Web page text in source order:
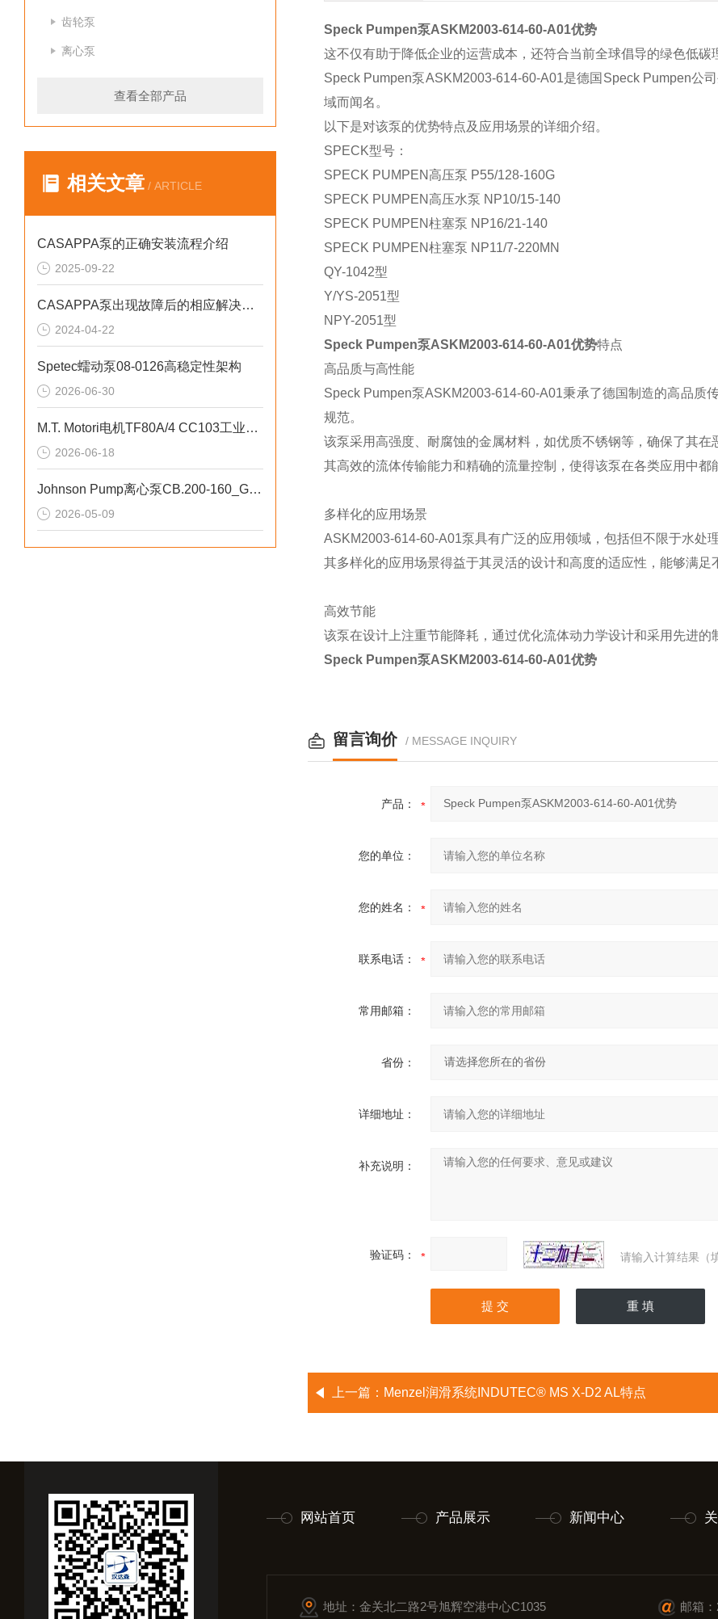
齿轮泵
离心泵
查看全部产品
相关文章 / ARTICLE
CASAPPA泵的正确安装流程介绍
2025-09-22
CASAPPA泵出现故障后的相应解决方法分享
2024-04-22
Spetec蠕动泵08-0126高稳定性架构
2026-06-30
M.T. Motori电机TF80A/4 CC103工业循环水泵应用
2026-06-18
Johnson Pump离心泵CB.200-160_G2-A6高密封性
2026-05-09
Speck Pumpen泵ASKM2003-614-60-A01优势
这不仅有助于降低企业的运营成本，还符合当前全球倡导的绿色低碳
Speck Pumpen泵ASKM2003-614-60-A01是德国Speck Pumpen公
域而闻名。
以下是对该泵的优势特点及应用场景的详细介绍。
SPECK型号：
SPECK PUMPEN高压泵 P55/128-160G
SPECK PUMPEN高压水泵 NP10/15-140
SPECK PUMPEN柱塞泵 NP16/21-140
SPECK PUMPEN柱塞泵 NP11/7-220MN
QY-1042型
Y/YS-2051型
NPY-2051型
Speck Pumpen泵ASKM2003-614-60-A01优势特点
高品质与高性能
Speck Pumpen泵ASKM2003-614-60-A01秉承了德国制造的高品质
规范。
该泵采用高强度、耐腐蚀的金属材料，如优质不锈钢等，确保了其在
其高效的流体传输能力和精确的流量控制，使得该泵在各类应用中都
多样化的应用场景
ASKM2003-614-60-A01泵具有广泛的应用领域，包括但不限于水处
其多样化的应用场景得益于其灵活的设计和高度的适应性，能够满足
高效节能
该泵在设计上注重节能降耗，通过优化流体动力学设计和采用先进的
Speck Pumpen泵ASKM2003-614-60-A01优势
留言询价 / MESSAGE INQUIRY
产品：
您的单位：
您的姓名：
联系电话：
常用邮箱：
省份：
详细地址：
补充说明：
验证码： 请输入计算结果（
上一篇： Menzel润滑系统INDUTEC® MS X-D2 AL特点
网站首页 产品展示 新闻中心
地址：金关北二路2号旭辉空港中心C1035 邮箱